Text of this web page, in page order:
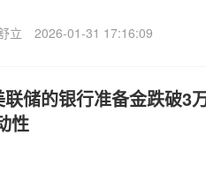
立 2026-01-31 17:16:09
储的银行准备金跌破3
性